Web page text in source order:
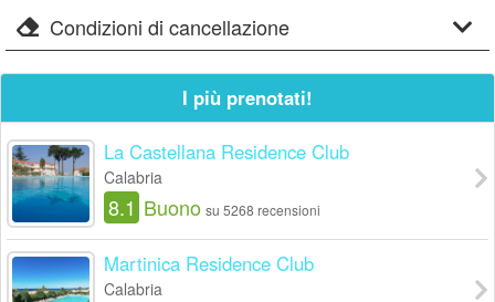
Condizioni di cancellazione
I più prenotati!
La Castellana Residence Club
Calabria
8.1 Buono su 5268 recensioni
Martinica Residence Club
Calabria